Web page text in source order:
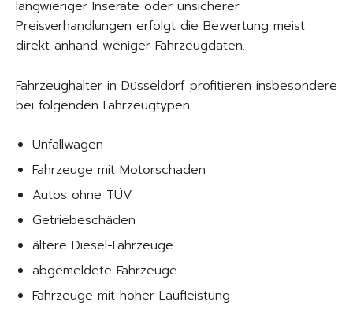
langwieriger Inserate oder unsicherer
Preisverhandlungen erfolgt die Bewertung meist
direkt anhand weniger Fahrzeugdaten.
Fahrzeughalter in Düsseldorf profitieren insbesondere
bei folgenden Fahrzeugtypen:
Unfallwagen
Fahrzeuge mit Motorschaden
Autos ohne TÜV
Getriebeschäden
ältere Diesel-Fahrzeuge
abgemeldete Fahrzeuge
Fahrzeuge mit hoher Laufleistung